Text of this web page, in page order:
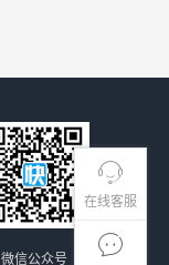
在线客服
微信公众号